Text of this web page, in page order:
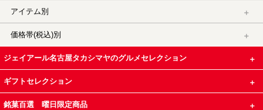
アイテム別
価格帯(税込)別
ジェイアール名古屋タカシマヤのグルメセレクション
ギフトセレクション
銘菓百選 曜日限定商品